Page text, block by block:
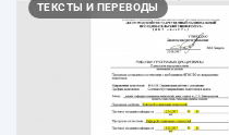
ТЕКСТЫ И ПЕРЕВОДЫ